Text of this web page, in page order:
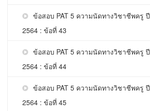
ข้อสอบ PAT 5 ความนัดทางวิชาชีพครู ปี
2564 : ข้อที่ 43
ข้อสอบ PAT 5 ความนัดทางวิชาชีพครู ปี
2564 : ข้อที่ 44
ข้อสอบ PAT 5 ความนัดทางวิชาชีพครู ปี
2564 : ข้อที่ 45